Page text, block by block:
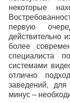
некоторые
первую
действительно
более
специалиста
системами
отлично
заведений,
минус –